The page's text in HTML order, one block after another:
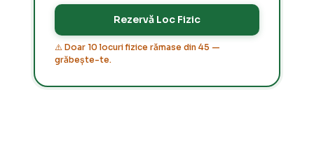
Rezervă Loc Fizic
⚠️ Doar 10 locuri fizice rămase din 45 —
grăbește-te.